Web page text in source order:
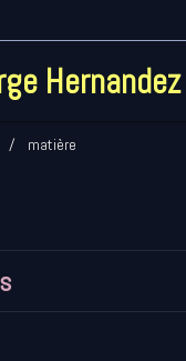
Hernandez
matière